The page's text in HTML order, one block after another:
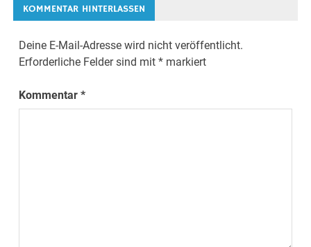
KOMMENTAR HINTERLASSEN
Deine E-Mail-Adresse wird nicht veröffentlicht.
Erforderliche Felder sind mit* markiert
Kommentar*